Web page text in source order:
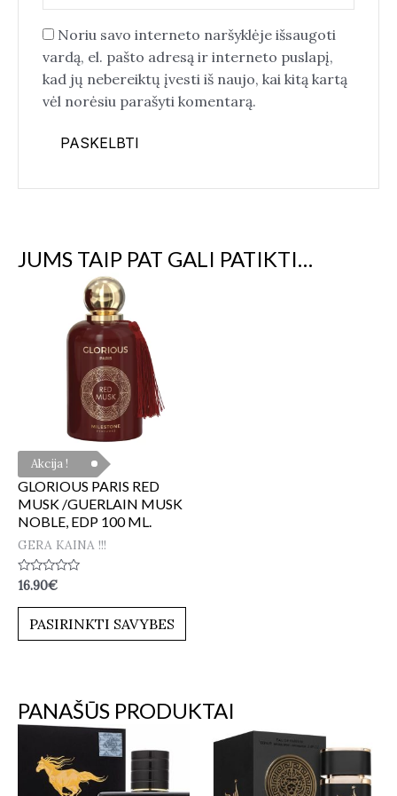
Noriu savo interneto naršyklėje išsaugoti
vardą, el. pašto adresą ir interneto puslapį,
kad jų nebereiktų įvesti iš naujo, kai kitą kartą
vėl norėsiu parašyti komentarą.
JUMS TAIP PAT GALI PATIKTI…
Akcija !
GLORIOUS PARIS RED
MUSK /GUERLAIN MUSK
NOBLE, EDP 100 ML.
GERA KAINA !!!
Įvertinimas:
0
iš
16.90€
PASIRINKTI SAVYBES
PANAŠŪS PRODUKTAI